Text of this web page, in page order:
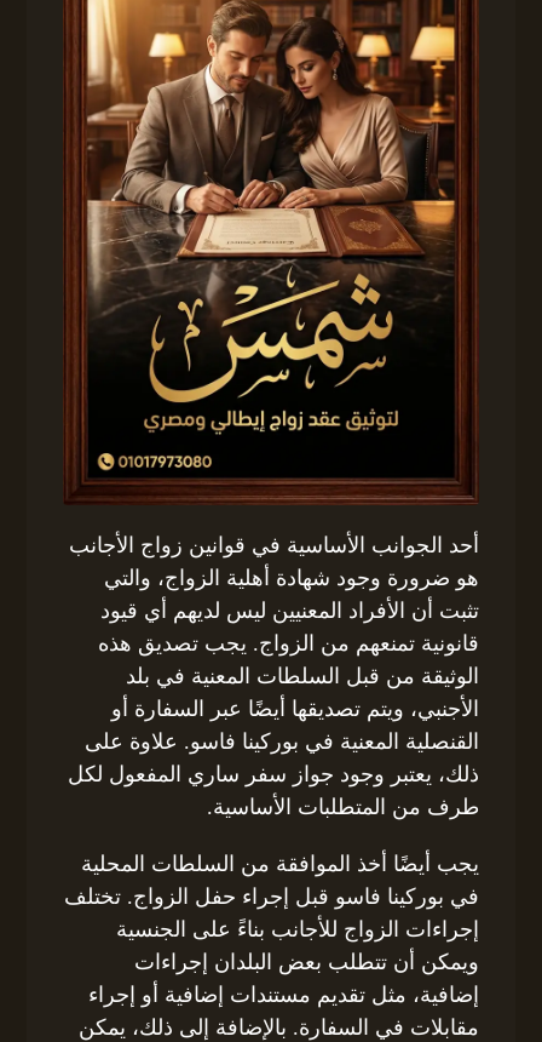
أحد الجوانب الأساسية في قوانين زواج الأجانب
هو ضرورة وجود شهادة أهلية الزواج، والتي
تثبت أن الأفراد المعنيين ليس لديهم أي قيود
قانونية تمنعهم من الزواج. يجب تصديق هذه
الوثيقة من قبل السلطات المعنية في بلد
الأجنبي، ويتم تصديقها أيضًا عبر السفارة أو
القنصلية المعنية في بوركينا فاسو. علاوة على
ذلك، يعتبر وجود جواز سفر ساري المفعول لكل
طرف من المتطلبات الأساسية.
يجب أيضًا أخذ الموافقة من السلطات المحلية
في بوركينا فاسو قبل إجراء حفل الزواج. تختلف
إجراءات الزواج للأجانب بناءً على الجنسية
ويمكن أن تتطلب بعض البلدان إجراءات
إضافية، مثل تقديم مستندات إضافية أو إجراء
مقابلات في السفارة. بالإضافة إلى ذلك، يمكن